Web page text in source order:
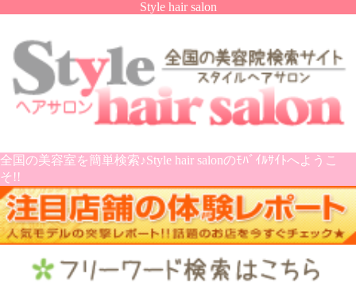
Style hair salon
全国の美容室を簡単検索♪Style hair salonのﾓﾊﾞｲﾙｻｲﾄへようこ
そ!!